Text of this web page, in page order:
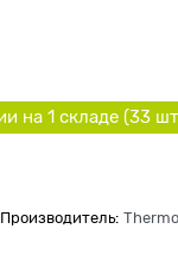
на 1 складe (33 шт
Производитель: